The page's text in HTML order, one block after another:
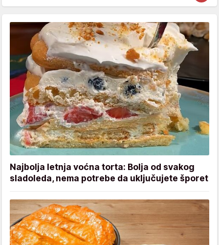
Najbolja letnja voćna torta: Bolja od svakog
sladoleda, nema potrebe da uključujete šporet